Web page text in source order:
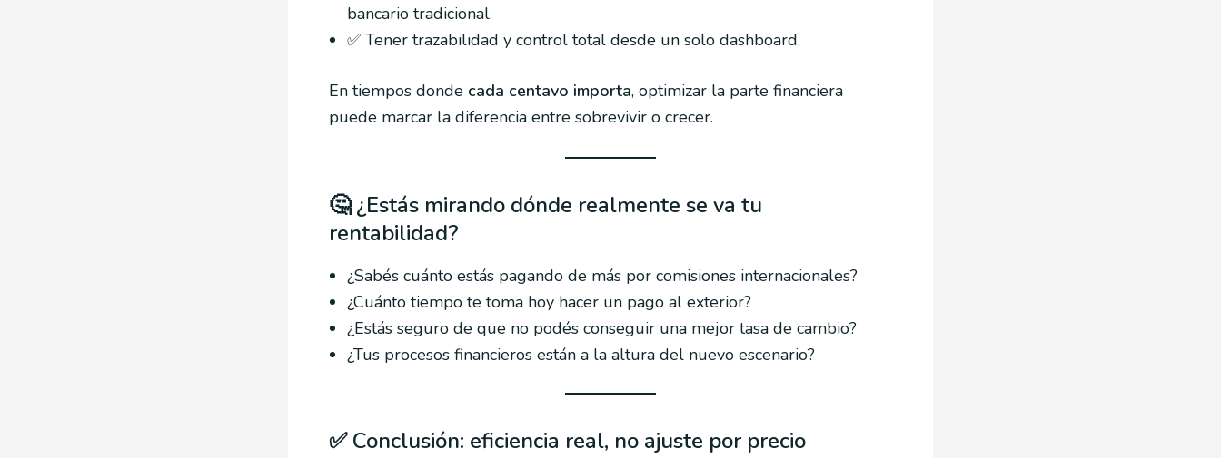
bancario tradicional.
✅ Tener trazabilidad y control total desde un solo dashboard.
En tiempos donde cada centavo importa, optimizar la parte financiera
puede marcar la diferencia entre sobrevivir o crecer.
🤔 ¿Estás mirando dónde realmente se va tu
rentabilidad?
¿Sabés cuánto estás pagando de más por comisiones internacionales?
¿Cuánto tiempo te toma hoy hacer un pago al exterior?
¿Estás seguro de que no podés conseguir una mejor tasa de cambio?
¿Tus procesos financieros están a la altura del nuevo escenario?
✅ Conclusión: eficiencia real, no ajuste por precio